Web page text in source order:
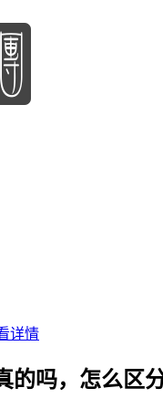
详情
的吗，怎么区